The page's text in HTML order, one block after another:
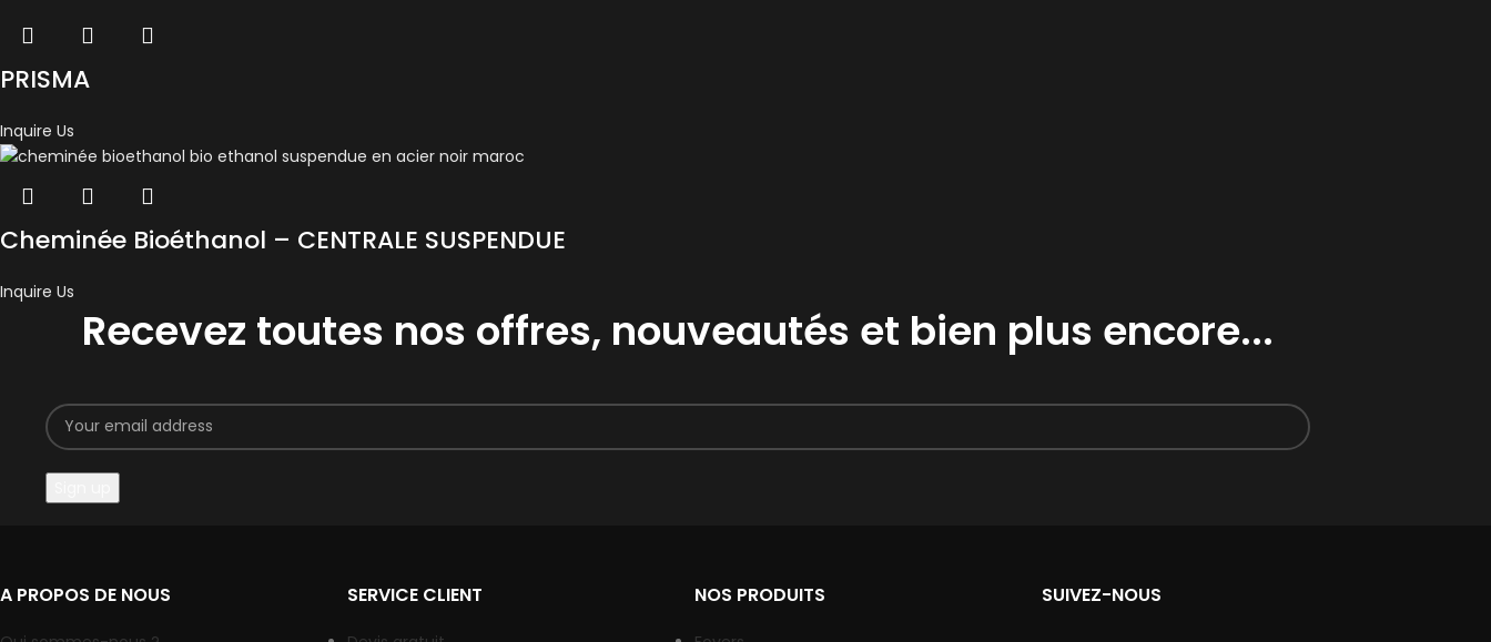
PRISMA
Inquire Us
Cheminée Bioéthanol – CENTRALE SUSPENDUE
Inquire Us
Recevez toutes nos offres, nouveautés et bien plus encore...
A PROPOS DE NOUS SERVICE CLIENT NOS PRODUITS SUIVEZ-NOUS